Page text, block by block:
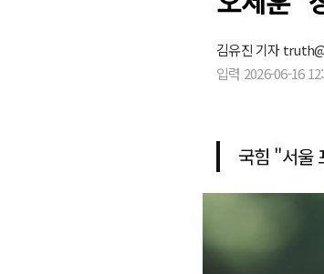
김유진 기자
입력 2026-06-16
국힘 "서울